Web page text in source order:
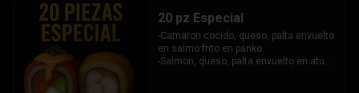
20 pz Especial
-Camaron cocido, queso, palta envuelto
en salmo frito en panko.
-Salmon, queso, palta envuelto en atun